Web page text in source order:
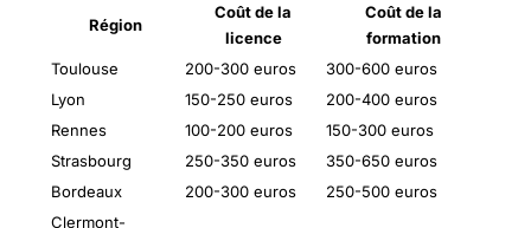
Région
Coût de la
licence
Coût de la
formation
Toulouse
200-300 euros
300-600 euros
Lyon
150-250 euros
200-400 euros
Rennes
100-200 euros
150-300 euros
Strasbourg
250-350 euros
350-650 euros
Bordeaux
200-300 euros
250-500 euros
Clermont-